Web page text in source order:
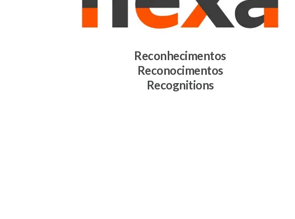
Reconhecimentos
Reconocimentos
Recognitions